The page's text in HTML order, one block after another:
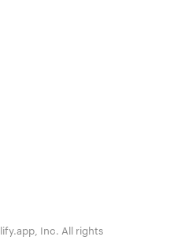
Inc. All rights